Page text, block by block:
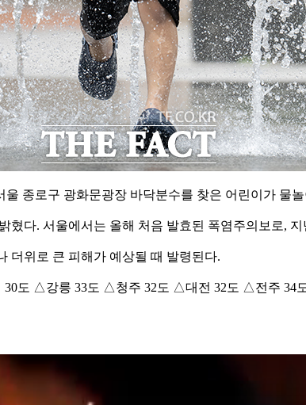
종로구 광화문광장 바닥분수를 찾은 어린이가 물
다. 서울에서는 올해 처음 발효된 폭염주의보로,
더위로 큰 피해가 예상될 때 발령된다.
도 △강릉 33도 △청주 32도 △대전 32도 △전주